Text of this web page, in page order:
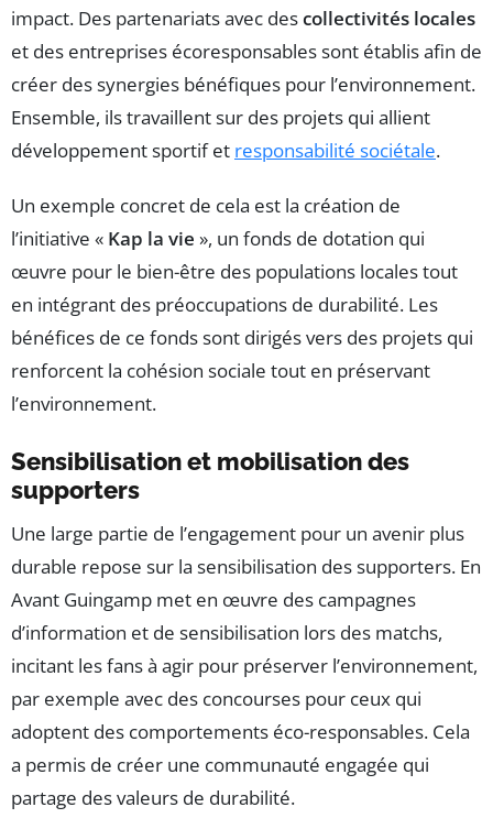
impact. Des partenariats avec descollectivités locales
et des entreprises écoresponsables sont établis afin de
créer des synergies bénéfiques pour l’environnement.
Ensemble, ils travaillent sur des projets qui allient
développement sportif et responsabilité sociétale.
Un exemple concret de cela est la création de
l’initiative « Kap la vie », un fonds de dotation qui
œuvre pour le bien-être des populations locales tout
en intégrant des préoccupations de durabilité. Les
bénéfices de ce fonds sont dirigés vers des projets qui
renforcent la cohésion sociale tout en préservant
l’environnement.
Sensibilisation et mobilisation des
supporters
Une large partie de l’engagement pour un avenir plus
durable repose sur la sensibilisation des supporters. En
Avant Guingamp met en œuvre des campagnes
d’information et de sensibilisation lors des matchs,
incitant les fans à agir pour préserver l’environnement,
par exemple avec des concourses pour ceux qui
adoptent des comportements éco-responsables. Cela
a permis de créer une communauté engagée qui
partage des valeurs de durabilité.